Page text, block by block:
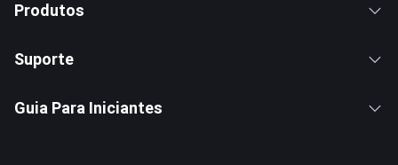
Produtos
Suporte
Guia Para Iniciantes